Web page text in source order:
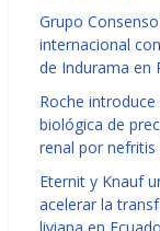
Grupo
internacional
de Indurama en
Roche
biológica de
renal por nefritis
Eternit y Knauf
acelerar la